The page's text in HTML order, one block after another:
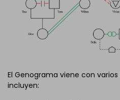
El Genograma viene con varios
incluyen: